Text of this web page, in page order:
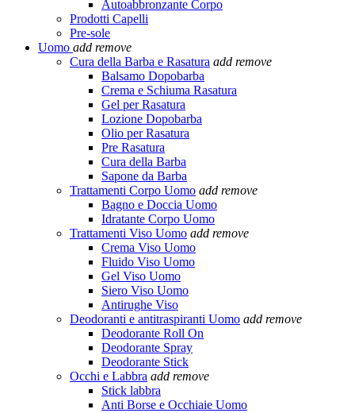
Autoabbronzante Corpo
Prodotti Capelli
Pre-sole
Uomo add remove
Cura della Barba e Rasatura add remove
Balsamo Dopobarba
Crema e Schiuma Rasatura
Gel per Rasatura
Lozione Dopobarba
Olio per Rasatura
Pre Rasatura
Cura della Barba
Sapone da Barba
Trattamenti Corpo Uomo add remove
Bagno e Doccia Uomo
Idratante Corpo Uomo
Trattamenti Viso Uomo add remove
Crema Viso Uomo
Fluido Viso Uomo
Gel Viso Uomo
Siero Viso Uomo
Antirughe Viso
Deodoranti e antitraspiranti Uomo add remove
Deodorante Roll On
Deodorante Spray
Deodorante Stick
Occhi e Labbra add remove
Stick labbra
Anti Borse e Occhiaie Uomo